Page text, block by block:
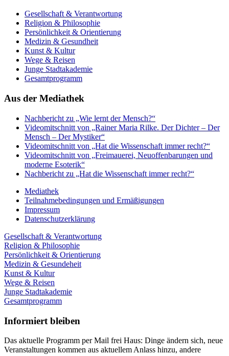
Gesellschaft & Verantwortung
Religion & Philosophie
Persönlichkeit & Orientierung
Medizin & Gesundheit
Kunst & Kultur
Wege & Reisen
Junge Stadtakademie
Gesamtprogramm
Aus der Mediathek
Nachbericht zu „Wie lernt der Mensch?“
Videomitschnitt von „Rainer Maria Rilke. Der Dichter – Der
Mensch – Der Mystiker“
Videomitschnitt von „Hat die Wissenschaft immer recht?“
Videomitschnitt von „Freimauerei, Neuoffenbarungen und
moderne Esoterik“
Nachbericht zu „Hat die Wissenschaft immer recht?“
Mediathek
Teilnahmebedingungen und Ermäßigungen
Impressum
Datenschutzerklärung
Gesellschaft & Verantwortung
Religion & Philosophie
Persönlichkeit & Orientierung
Medizin & Gesundeheit
Kunst & Kultur
Wege & Reisen
Junge Stadtakademie
Gesamtprogramm
Informiert bleiben
Das aktuelle Programm per Mail frei Haus: Dinge ändern sich, neue
Veranstaltungen kommen aus aktuellem Anlass hinzu, andere